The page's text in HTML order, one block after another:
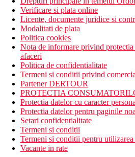
Verificare si plata online
Licente, documente juridice si
Modalitati de plata
Politica cookies
Nota de informare privind
afaceri
Politica de confidentialitate
Termeni si conditii privind
Partener DERTOUR
PROTECTIA
Protectia datelor cu caracter
Protectia datelor pentru paginile
Setari confidentialitate
Termeni si conditii
Termeni si conditii pentru
Vacante in rate